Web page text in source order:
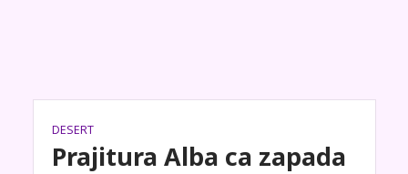
DESERT
Prajitura Alba ca zapada